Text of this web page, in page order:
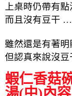
上桌時仍帶有
而且沒有豆干
雖然還是有著明
但認真來說沒
蝦仁香菇